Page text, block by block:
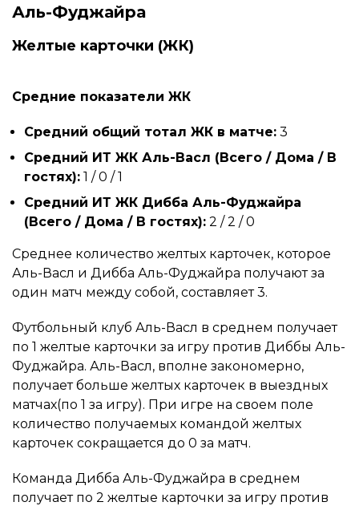
Аль-Фуджайра
Желтые карточки (ЖК)
Средние показатели ЖК
Средний общий тотал ЖК в матче: 3
Средний ИТ ЖК Аль-Васл (Всего / Дома / В
гостях): 1 / 0 / 1
Средний ИТ ЖК Дибба Аль-Фуджайра
(Всего / Дома / В гостях): 2 / 2 / 0
Среднее количество желтых карточек, которое
Аль-Васл и Дибба Аль-Фуджайра получают за
один матч между собой, составляет 3.
Футбольный клуб Аль-Васл в среднем получает
по 1 желтые карточки за игру против Диббы Аль-
Фуджайра. Аль-Васл, вполне закономерно,
получает больше желтых карточек в выездных
матчах(по 1 за игру). При игре на своем поле
количество получаемых командой желтых
карточек сокращается до 0 за матч.
Команда Дибба Аль-Фуджайра в среднем
получает по 2 желтые карточки за игру против